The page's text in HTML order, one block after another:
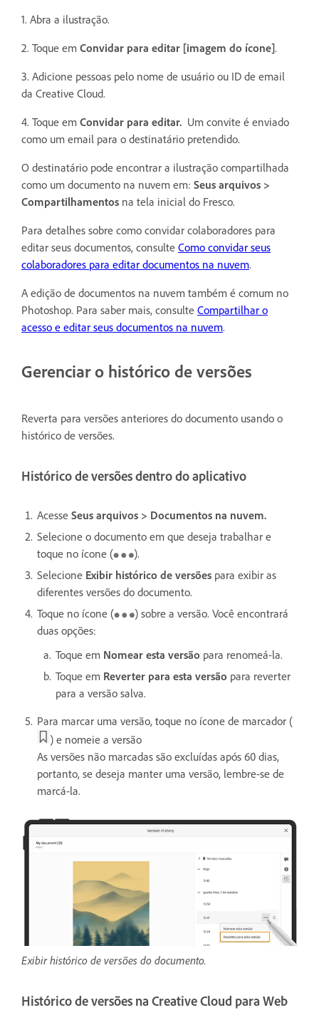
1. Abra a ilustração.
2. Toque em Convidar para editar [imagem do ícone].
3. Adicione pessoas pelo nome de usuário ou ID de email
da Creative Cloud.
4. Toque em Convidar para editar. Um convite é enviado
como um email para o destinatário pretendido.
O destinatário pode encontrar a ilustração compartilhada
como um documento na nuvem em: Seus arquivos >
Compartilhamentos na tela inicial do Fresco.
Para detalhes sobre como convidar colaboradores para
editar seus documentos, consulte Como convidar seus
colaboradores para editar documentos na nuvem.
A edição de documentos na nuvem também é comum no
Photoshop. Para saber mais, consulte Compartilhar o
acesso e editar seus documentos na nuvem.
Gerenciar o histórico de versões
Reverta para versões anteriores do documento usando o
histórico de versões.
Histórico de versões dentro do aplicativo
Acesse Seus arquivos > Documentos na nuvem.
Selecione o documento em que deseja trabalhar e
toque no ícone (
).
Selecione Exibir histórico de versões para exibir as
diferentes versões do documento.
Toque no ícone (
) sobre a versão. Você encontrará
duas opções:
Toque em Nomear esta versão para renomeá-la.
Toque em Reverter para esta versão para reverter
para a versão salva.
Para marcar uma versão, toque no ícone de marcador (
) e nomeie a versão
As versões não marcadas são excluídas após 60 dias,
portanto, se deseja manter uma versão, lembre-se de
marcá-la.
Exibir histórico de versões do documento.
Histórico de versões na Creative Cloud para Web